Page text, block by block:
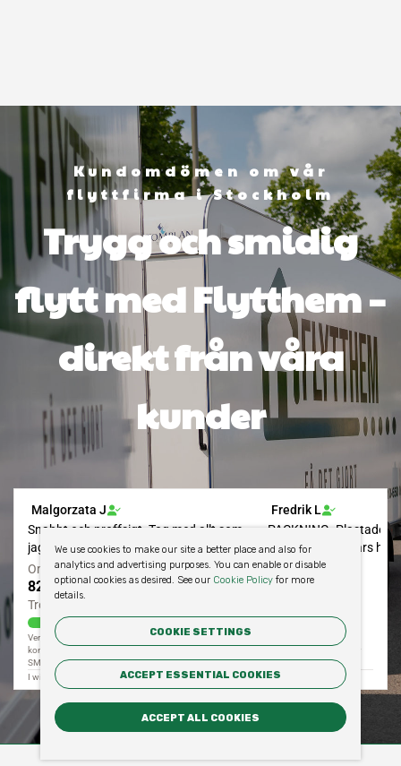
Kundomdömen om vår
flyttfirma i Stockholm
Trygg och smidig
flytt med Flytthem –
direkt från våra
kunder
We use cookies to make our site a better place and also for
analytics and advertising purposes. You can enable or disable
optional cookies as desired. See our Cookie Policyfor more
details.
COOKIE SETTINGS
ACCEPT ESSENTIAL COOKIES
ACCEPT ALL COOKIES